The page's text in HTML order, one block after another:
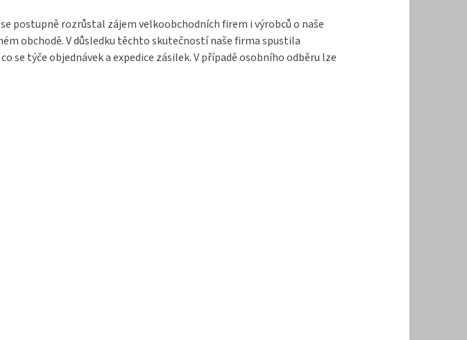
postupně rozrůstal zájem velkoobchodních firem i výrobců o naše
obchodě. V důsledku těchto skutečností naše firma spustila
týče objednávek a expedice zásilek. V případě osobního odběru lze